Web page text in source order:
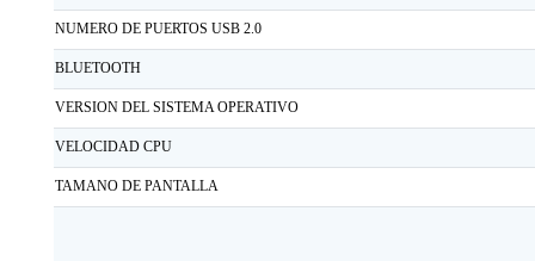
NUMERO DE PUERTOS USB 2.0
BLUETOOTH
VERSION DEL SISTEMA OPERATIVO
VELOCIDAD CPU
TAMANO DE PANTALLA